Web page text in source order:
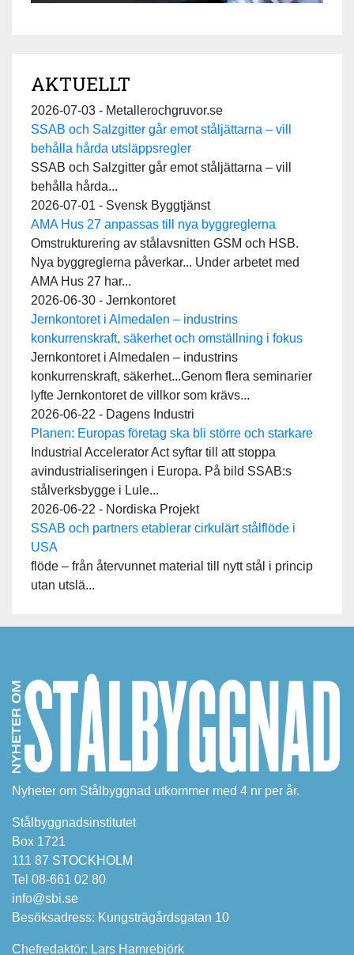
AKTUELLT
2026-07-03 - Metallerochgruvor.se
SSAB och Salzgitter går emot ståljättarna – vill
behålla hårda utsläppsregler
SSAB och Salzgitter går emot ståljättarna – vill
behålla hårda...
2026-07-01 - Svensk Byggtjänst
AMA Hus 27 anpassas till nya byggreglerna
Omstrukturering av stålavsnitten GSM och HSB.
Nya byggreglerna påverkar... Under arbetet med
AMA Hus 27 har...
2026-06-30 - Jernkontoret
Jernkontoret i Almedalen – industrins
konkurrenskraft, säkerhet och omställning i fokus
Jernkontoret i Almedalen – industrins
konkurrenskraft, säkerhet...Genom flera seminarier
lyfte Jernkontoret de villkor som krävs...
2026-06-22 - Dagens Industri
Planen: Europas företag ska bli större och starkare
Industrial Accelerator Act syftar till att stoppa
avindustrialiseringen i Europa. På bild SSAB:s
stålverksbygge i Lule...
2026-06-22 - Nordiska Projekt
SSAB och partners etablerar cirkulärt stålflöde i
USA
flöde – från återvunnet material till nytt stål i princip
utan utslä...
Nyheter om Stålbyggnad utkommer med 4 nr per år.
Stålbyggnadsinstitutet
Box 1721
111 87 STOCKHOLM
Tel 08-661 02 80
info@sbi.se
Besöksadress: Kungsträgårdsgatan 10
Chefredaktör: Lars Hamrebjörk